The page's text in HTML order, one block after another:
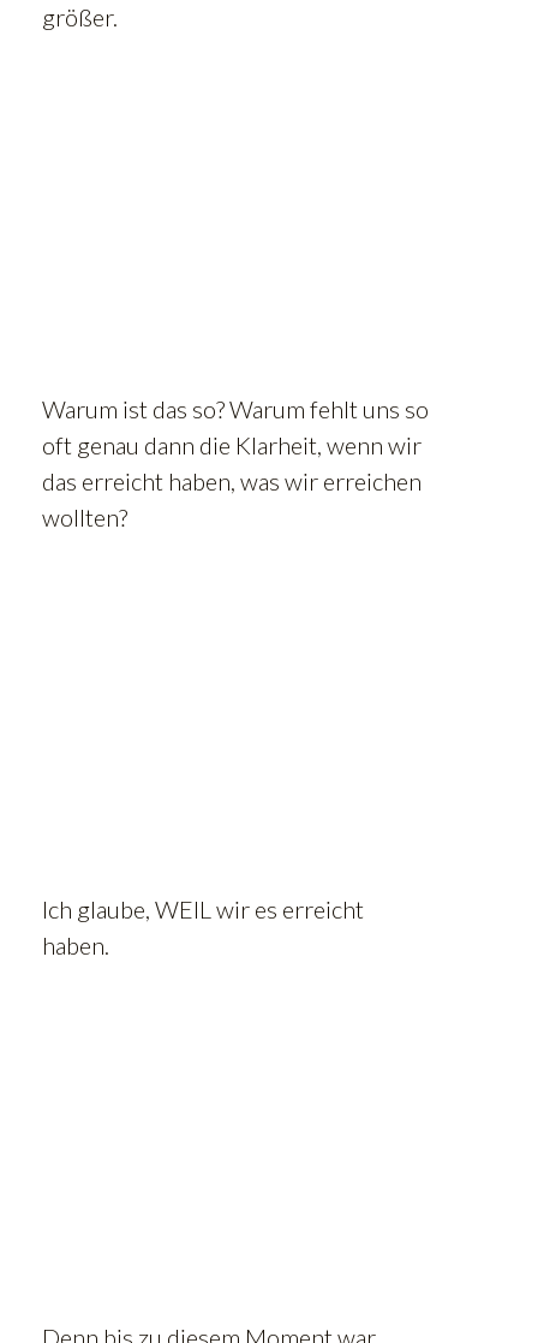
größer.
Warum ist das so? Warum fehlt uns so
oft genau dann die Klarheit, wenn wir
das erreicht haben, was wir erreichen
wollten?
Ich glaube, WEIL wir es erreicht
haben.